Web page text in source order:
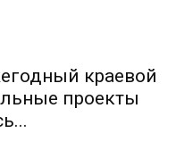
краевой
проекты